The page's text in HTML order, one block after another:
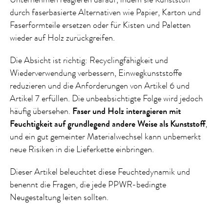
durch faserbasierte Alternativen wie Papier, Karton und
Faserformteile ersetzen oder für Kisten und Paletten
wieder auf Holz zurückgreifen.
Die Absicht ist richtig: Recyclingfähigkeit und
Wiederverwendung verbessern, Einwegkunststoffe
reduzieren und die Anforderungen von Artikel 6 und
Artikel 7 erfüllen. Die unbeabsichtigte Folge wird jedoch
häufig übersehen. Faser und Holz interagieren mit
Feuchtigkeit auf grundlegend andere Weise als Kunststoff,
und ein gut gemeinter Materialwechsel kann unbemerkt
neue Risiken in die Lieferkette einbringen.
Dieser Artikel beleuchtet diese Feuchtedynamik und
benennt die Fragen, die jede PPWR-bedingte
Neugestaltung leiten sollten.